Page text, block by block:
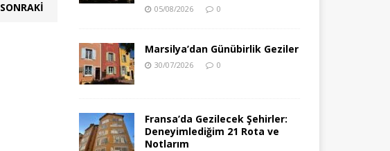
SONRAKI 05/08/2026 0
Marsilya’dan Günübirlik Geziler
30/07/2026 0
Fransa’da Gezilecek Şehirler:
Deneyimlediğim 21 Rota ve
Notlarım